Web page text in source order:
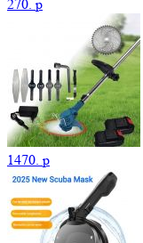
270. p
1470. p